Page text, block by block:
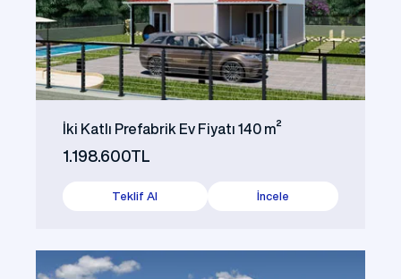
İki Katlı Prefabrik Ev Fiyatı 140 m²
1.198.600TL
Teklif Al İncele